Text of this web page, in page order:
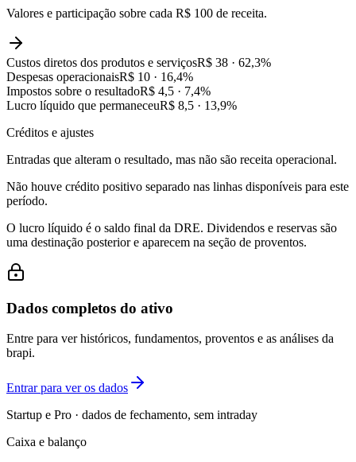
Valores e participação sobre cada R$ 100 de receita.
Custos diretos dos produtos e serviçosR$ 38 · 62,3%
Despesas operacionaisR$ 10 · 16,4%
Impostos sobre o resultadoR$ 4,5 · 7,4%
Lucro líquido que permaneceuR$ 8,5 · 13,9%
Créditos e ajustes
Entradas que alteram o resultado, mas não são receita operacional.
Não houve crédito positivo separado nas linhas disponíveis para este
período.
O lucro líquido é o saldo final da DRE. Dividendos e reservas são
uma destinação posterior e aparecem na seção de proventos.
Dados completos do ativo
Entre para ver históricos, fundamentos, proventos e as análises da
brapi.
Entrar para ver os dados
Startup e Pro · dados de fechamento, sem intraday
Caixa e balanço